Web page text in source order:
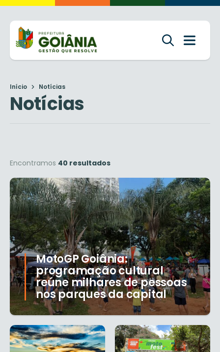
Início Notícias
Notícias
Encontramos 40 resultados
MotoGP Goiânia:
programação cultural
reúne milhares de pessoas
nos parques da capital